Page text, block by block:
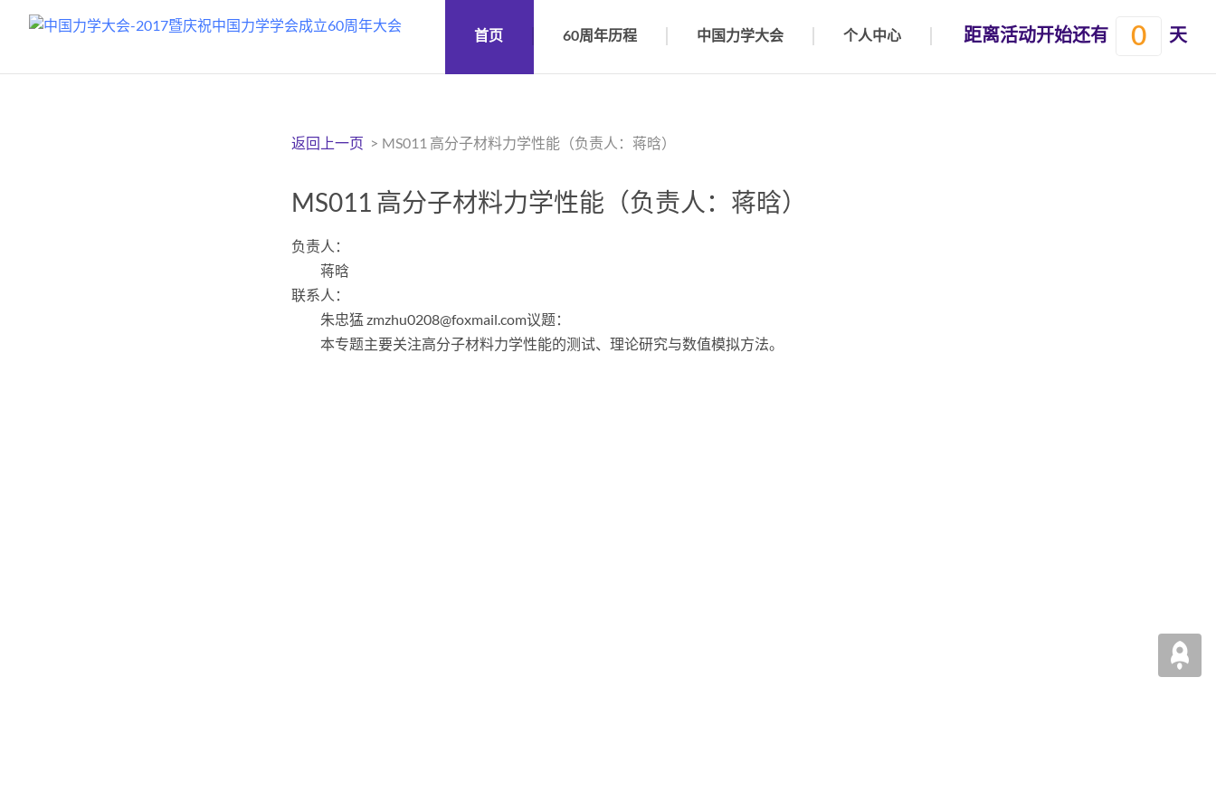
距离活动开始还有 0 天
首页 60周年历程 中国力学大会 个人中心
返回上一页 > MS011 高分子材料力学性能（负责人：蒋晗）
MS011 高分子材料力学性能（负责人：蒋晗）
负责人：
蒋晗
联系人：
朱忠猛 zmzhu0208@foxmail.com议题：
本专题主要关注高分子材料力学性能的测试、理论研究与数值模拟方法。